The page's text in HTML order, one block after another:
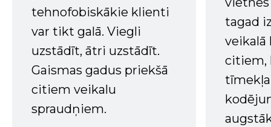
tehnofobiskākie klienti
var tikt galā. Viegli
uzstādīt, ātri uzstādīt.
Gaismas gadus priekšā
citiem veikalu
spraudņiem.
tagad
veikalā
citiem,
tīmekļa